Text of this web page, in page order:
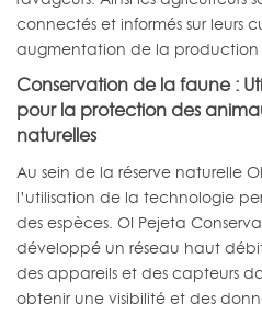
connectés et informés sur leurs
augmentation de la production
Conservation de la faune :
pour la protection des
naturelles
Au sein de la réserve naturelle
l’utilisation de la technologie
des espèces. OI Pejeta
développé un réseau haut
des appareils et des capteurs
obtenir une visibilité et des